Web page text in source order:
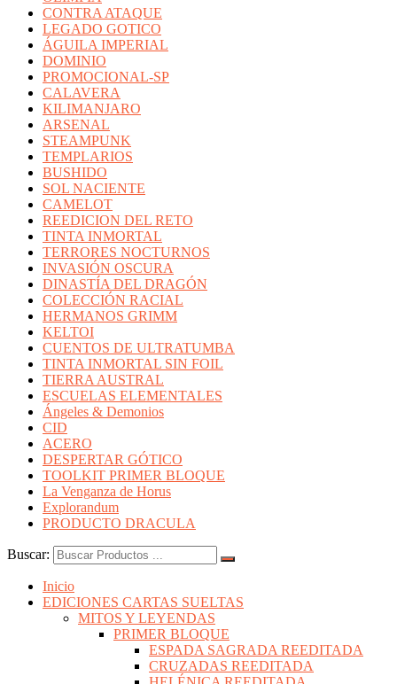
CONTRA ATAQUE
LEGADO GOTICO
ÁGUILA IMPERIAL
DOMINIO
PROMOCIONAL-SP
CALAVERA
KILIMANJARO
ARSENAL
STEAMPUNK
TEMPLARIOS
BUSHIDO
SOL NACIENTE
CAMELOT
REEDICION DEL RETO
TINTA INMORTAL
TERRORES NOCTURNOS
INVASIÓN OSCURA
DINASTÍA DEL DRAGÓN
COLECCIÓN RACIAL
HERMANOS GRIMM
KELTOI
CUENTOS DE ULTRATUMBA
TINTA INMORTAL SIN FOIL
TIERRA AUSTRAL
ESCUELAS ELEMENTALES
Ángeles & Demonios
CID
ACERO
DESPERTAR GÓTICO
TOOLKIT PRIMER BLOQUE
La Venganza de Horus
Explorandum
PRODUCTO DRACULA
Buscar:
Inicio
EDICIONES CARTAS SUELTAS
MITOS Y LEYENDAS
PRIMER BLOQUE
ESPADA SAGRADA REEDITADA
CRUZADAS REEDITADA